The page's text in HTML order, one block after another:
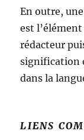
En outre,
est
rédacteur
signification
dans la
LIENS